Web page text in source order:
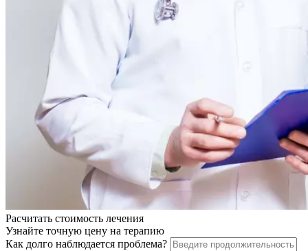
Расчитать стоимость лечения
Узнайте точную цену на терапию
Как долго наблюдается проблема?